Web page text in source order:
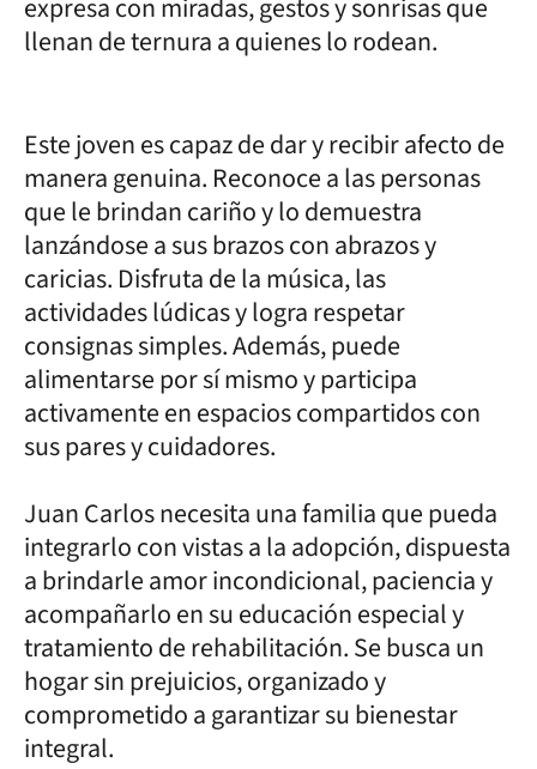
expresa con miradas, gestos y sonrisas que
llenan de ternura a quienes lo rodean.
Este joven es capaz de dar y recibir afecto de
manera genuina. Reconoce a las personas
que le brindan cariño y lo demuestra
lanzándose a sus brazos con abrazos y
caricias. Disfruta de la música, las
actividades lúdicas y logra respetar
consignas simples. Además, puede
alimentarse por sí mismo y participa
activamente en espacios compartidos con
sus pares y cuidadores.
Juan Carlos necesita una familia que pueda
integrarlo con vistas a la adopción, dispuesta
a brindarle amor incondicional, paciencia y
acompañarlo en su educación especial y
tratamiento de rehabilitación. Se busca un
hogar sin prejuicios, organizado y
comprometido a garantizar su bienestar
integral.